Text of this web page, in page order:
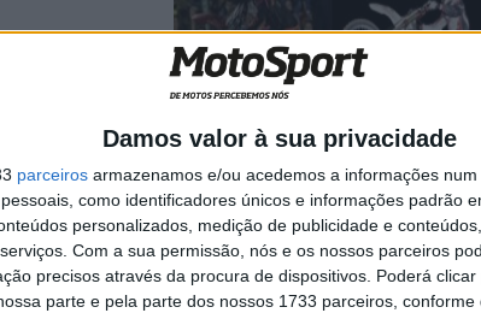
Damos valor à sua privacidade
parceiros armazenamos e/ou acedemos a informações
como identificadores únicos e informações padrão
personalizados, medição de publicidade e
Com a sua permissão, nós e os nossos parceiros
precisos através da procura de dispositivos. Poderá
parte e pela parte dos nossos 1733 parceiros, conforme
nacional